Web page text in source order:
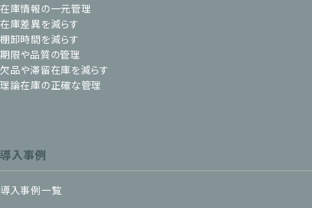
在庫情報の一元管理
在庫差異を減らす
棚卸時間を減らす
期限や品質の管理
欠品や滞留在庫を減らす
理論在庫の正確な管理
導入事例
導入事例一覧